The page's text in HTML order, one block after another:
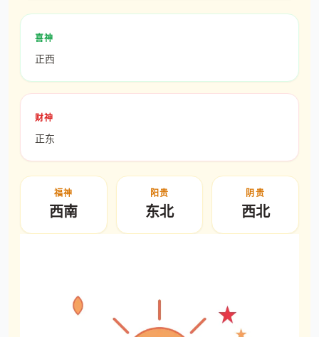
喜神
正西
财神
正东
福神
西南
阳贵
东北
阴贵
西北